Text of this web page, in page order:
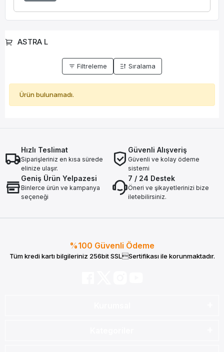
ASTRA L
Filtreleme Sıralama
Ürün bulunamadı.
Hızlı Teslimat
Siparişleriniz en kısa sürede
elinize ulaşır.
Güvenli Alışveriş
Güvenli ve kolay ödeme
sistemi
Geniş Ürün Yelpazesi
Binlerce ürün ve kampanya
seçeneği
7 / 24 Destek
Öneri ve şikayetlerinizi bize
iletebilirsiniz.
%100 Güvenli Ödeme
Tüm kredi kartı bilgileriniz 256bit SSLSertifikası ile korunmaktadır.